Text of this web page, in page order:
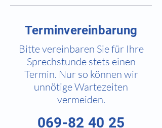
Terminvereinbarung
Bitte vereinbaren Sie für Ihre
Sprechstunde stets einen
Termin. Nur so können wir
unnötige Wartezeiten
vermeiden.
069-82 40 25